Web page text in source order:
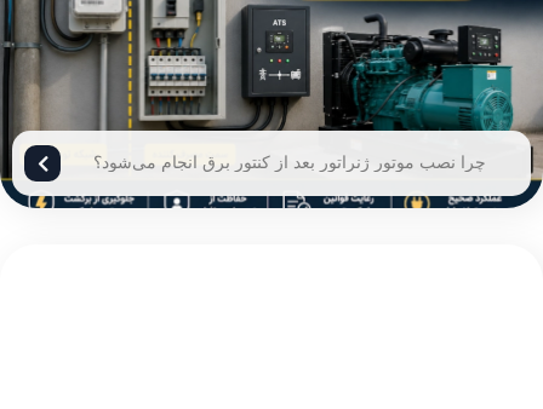
چرا نصب موتور ژنراتور بعد از کنتور برق انجام می‌شود؟